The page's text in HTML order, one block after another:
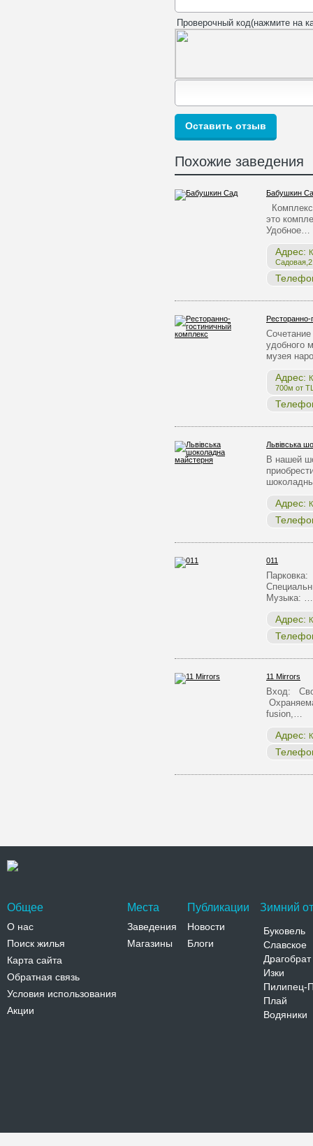
Проверочный код(нажмите на
Похожие заведения
Бабушкин
это
Удобное…
Адрес:
удобного
музея
Адрес:
700м от
Львівська
В нашей
Адрес:
011
Музыка: …
Адрес:
11 Mirrors
Вход:
fusion,…
Адрес:
Общее
О нас
Поиск жилья
Карта сайта
Обратная связь
Условия использования
Акции
Места
Заведения
Магазины
Публикации
Новости
Блоги
Зимний
Буковель
Славское
Драгобрат
Изки
Пилипец-
Плай
Водяники